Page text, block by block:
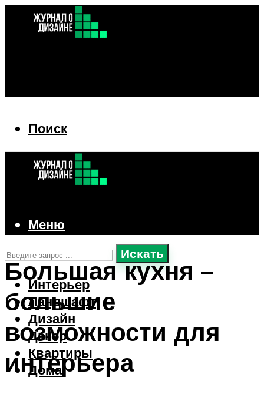
Поиск
Искать
Интерьер
Ландшафт
Дизайн
Декор
Квартиры
Дома
Меню
Большая кухня –
большие
возможности для
интерьера